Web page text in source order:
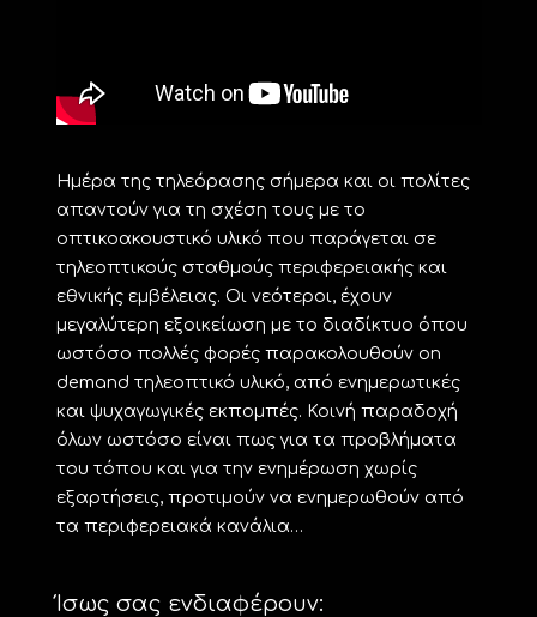
Ημέρα της τηλεόρασης σήμερα και οι πολίτες
απαντούν για τη σχέση τους με το
οπτικοακουστικό υλικό που παράγεται σε
τηλεοπτικούς σταθμούς περιφερειακής και
εθνικής εμβέλειας. Οι νεότεροι, έχουν
μεγαλύτερη εξοικείωση με το διαδίκτυο όπου
ωστόσο πολλές φορές παρακολουθούν on
demand τηλεοπτικό υλικό, από ενημερωτικές
και ψυχαγωγικές εκπομπές. Κοινή παραδοχή
όλων ωστόσο είναι πως για τα προβλήματα
του τόπου και για την ενημέρωση χωρίς
εξαρτήσεις, προτιμούν να ενημερωθούν από
τα περιφερειακά κανάλια…
Ίσως σας ενδιαφέρουν: